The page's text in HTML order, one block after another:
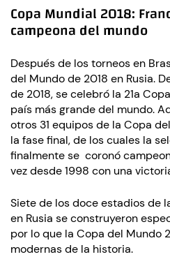
Copa Mundial 2018:
campeona del mundo
Después de los torneos en
del Mundo de 2018 en Rusia.
de 2018, se celebró la 21a
país más grande del mundo.
otros 31 equipos de la Copa
la fase final, de los cuales la
finalmente se coronó
vez desde 1998 con una
Siete de los doce estadios de
en Rusia se construyeron
por lo que la Copa del Mundo
modernas de la historia.